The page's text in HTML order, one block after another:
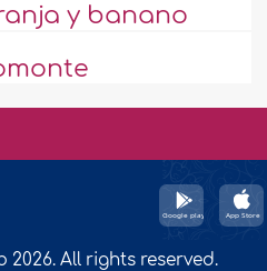
y banano
2026. All rights reserved.